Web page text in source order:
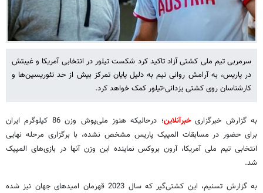
سرمربی تیم ملی کشتی آزاد تاکید کرد شکست تیلور در انتخابی آمریکا و غیبتش
در پاریس، به آرامش روانی تیم به دلیل پایان تمرکز بیش از حد تئوریسین‌ها و
کارشناسان روی کشتی یزدانی-تیلور کمک خواهد کرد.
به گزارش خبرگزاریخبرآنلاین
؛ درحالیکه هنوز ملی‌پوش وزن 86 کیلوگرم ایران
برای حضور در مسابقات المپیک پاریس مشخص نشده، با برگزاری مرحله نهایی
انتخابی تیم ملی آمریکا، آرون بروکس نماینده این وزن آنها در بازی‌های المپیک
شد.
به گزارش تسنیم، این کشتی‌گیر که سال 2023 قهرمان امیدهای جهان نیز شده